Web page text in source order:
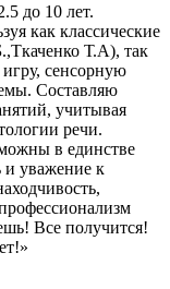
до 10 лет.
как классические
Т.А), так
сенсорную
Составляю
учитывая
речи.
в единстве
и уважение к
Все получится!